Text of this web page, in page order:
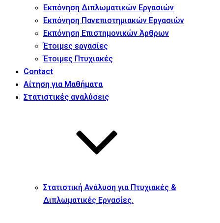
Εκπόνηση Διπλωματικών Εργασιών
Εκπόνηση Πανεπιστημιακών Εργασιών
Εκπόνηση Επιστημονικών Άρθρων
Έτοιμες εργασίες
Έτοιμες Πτυχιακές
Contact
Αίτηση για Μαθήματα
Στατιστικές αναλύσεις
Στατιστική Ανάλυση για Πτυχιακές &
Διπλωματικές Εργασίες.